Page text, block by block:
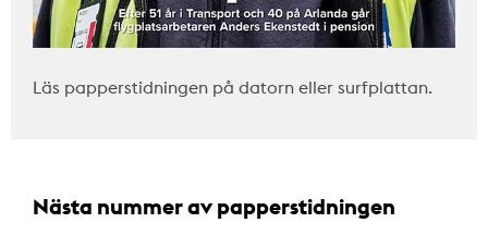
Läs papperstidningen på datorn eller surfplattan.
Nästa nummer av papperstidningen